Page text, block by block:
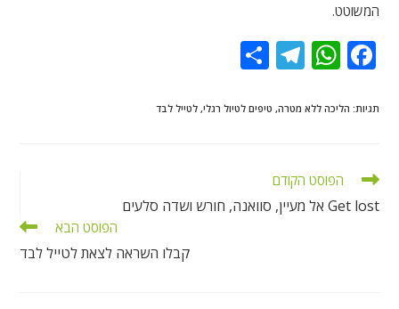
המשוטט.
F
e
o
o
W
at
A
p
T
e
a
m
ar תגיות: הליכה ללא מטרה, טיפים לטיול רגלי, לטייל לבד
לקרוא
נוספים
הפוסט הקודם
Get lost אל מעיין, סוואנה, חורש ושדה סלעים
הפוסט הבא
קבלו השראה לצאת לטייל לבד